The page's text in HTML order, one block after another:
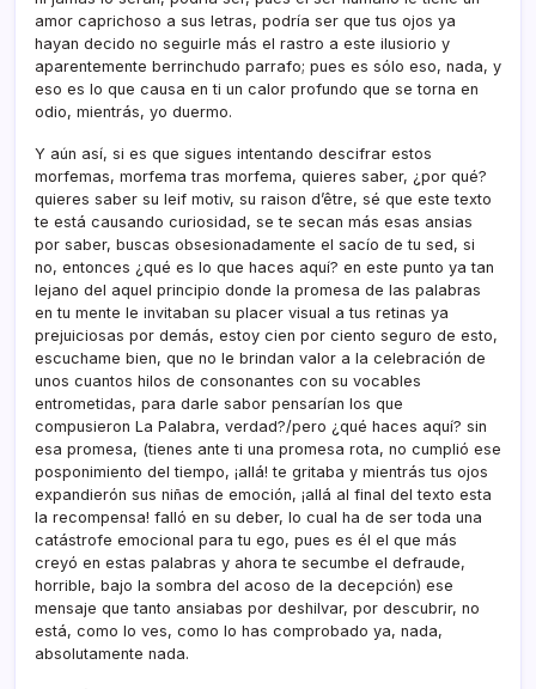
amor caprichoso a sus letras, podrí­a ser que tus ojos ya
hayan decido no seguirle más el rastro a este ilusiorio y
aparentemente berrinchudo parrafo; pues es sólo eso, nada, y
eso es lo que causa en ti un calor profundo que se torna en
odio, mientrás, yo duermo.
Y aún así­, si es que sigues intentando descifrar estos
morfemas, morfema tras morfema, quieres saber, ¿por qué?
quieres saber su leif motiv, su raison d’être, sé que este texto
te está causando curiosidad, se te secan más esas ansias
por saber, buscas obsesionadamente el sací­o de tu sed, si
no, entonces ¿qué es lo que haces aquí­? en este punto ya tan
lejano del aquel principio donde la promesa de las palabras
en tu mente le invitaban su placer visual a tus retinas ya
prejuiciosas por demás, estoy cien por ciento seguro de esto,
escuchame bien, que no le brindan valor a la celebración de
unos cuantos hilos de consonantes con su vocables
entrometidas, para darle sabor pensarí­an los que
compusieron La Palabra, verdad?/pero ¿qué haces aquí­? sin
esa promesa, (tienes ante ti una promesa rota, no cumplió ese
posponimiento del tiempo, ¡allá! te gritaba y mientrás tus ojos
expandierón sus niñas de emoción, ¡allá al final del texto esta
la recompensa! falló en su deber, lo cual ha de ser toda una
catástrofe emocional para tu ego, pues es él el que más
creyó en estas palabras y ahora te secumbe el defraude,
horrible, bajo la sombra del acoso de la decepción) ese
mensaje que tanto ansiabas por deshilvar, por descubrir, no
está, como lo ves, como lo has comprobado ya, nada,
absolutamente nada.